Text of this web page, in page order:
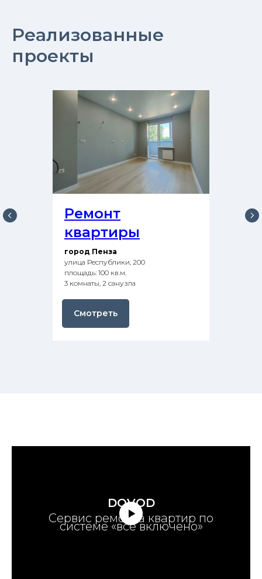
Реализованные
проекты
Ремонт
квартиры
город Пенза
улица Республики, 200
площадь: 100 кв.м.
3 комнаты, 2 санузла
Смотреть
DOVOD
Сервис ремонта квартир по
системе «все включено»